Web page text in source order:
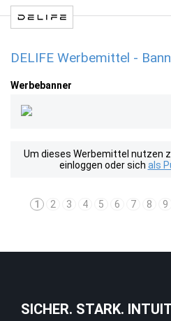
DELIFE Werbemittel -
Werbebanner
Um dieses Werbemittel nutzen
einloggen oder sich als
1 2 3 4 5 6 7 8 9
SICHER. STARK.